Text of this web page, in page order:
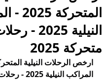
النيلية
متحركة 2025
المراكب